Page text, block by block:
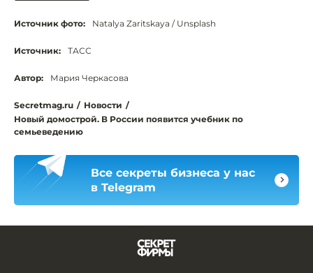
Источник фото: Natalya Zaritskaya / Unsplash
Источник: ТАСС
Автор: Мария Черкасова
Secretmag.ru / Новости /
Новый домострой. В России появится учебник по
семьеведению
Все секреты бизнеса у нас
в Telegram